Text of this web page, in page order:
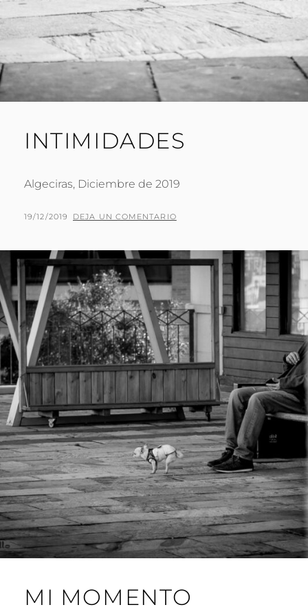
INTIMIDADES
Algeciras, Diciembre de 2019
PUBLICADO
19/12/2019 POR
P
J
A
R
I
L
L
O
DEJA UN COMENTARIO
MI MOMENTO